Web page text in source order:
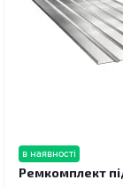
в наявності
Ремкомплект